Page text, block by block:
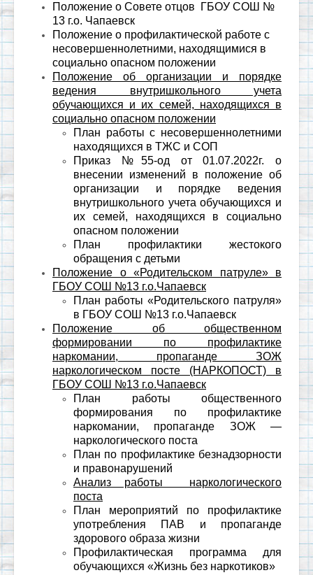
Положение о Совете отцов ГБОУ СОШ №
13 г.о. Чапаевск
Положение о профилактической работе с
несовершеннолетними, находящимися в
социально опасном положении
Положение об организации и порядке
ведения внутришкольного учета
обучающихся и их семей, находящихся в
социально опасном положении
План работы с несовершеннолетними
находящихся в ТЖС и СОП
Приказ №55-од от 01.07.2022г. о
внесении изменений в положение об
организации и порядке ведения
внутришкольного учета обучающихся и
их семей, находящихся в социально
опасном положении
План профилактики жестокого
обращения с детьми
Положение о «Родительском патруле» в
ГБОУ СОШ №13 г.о.Чапаевск
План работы «Родительского патруля»
в ГБОУ СОШ №13 г.о.Чапаевск
Положение об общественном
формировании по профилактике
наркомании, пропаганде ЗОЖ
наркологическом посте (НАРКОПОСТ) в
ГБОУ СОШ №13 г.о.Чапаевск
План работы общественного
формирования по профилактике
наркомании, пропаганде ЗОЖ —
наркологического поста
План по профилактике безнадзорности
и правонарушений
Анализ работы наркологического
поста
План мероприятий по профилактике
употребления ПАВ и пропаганде
здорового образа жизни
Профилактическая программа для
обучающихся «Жизнь без наркотиков»